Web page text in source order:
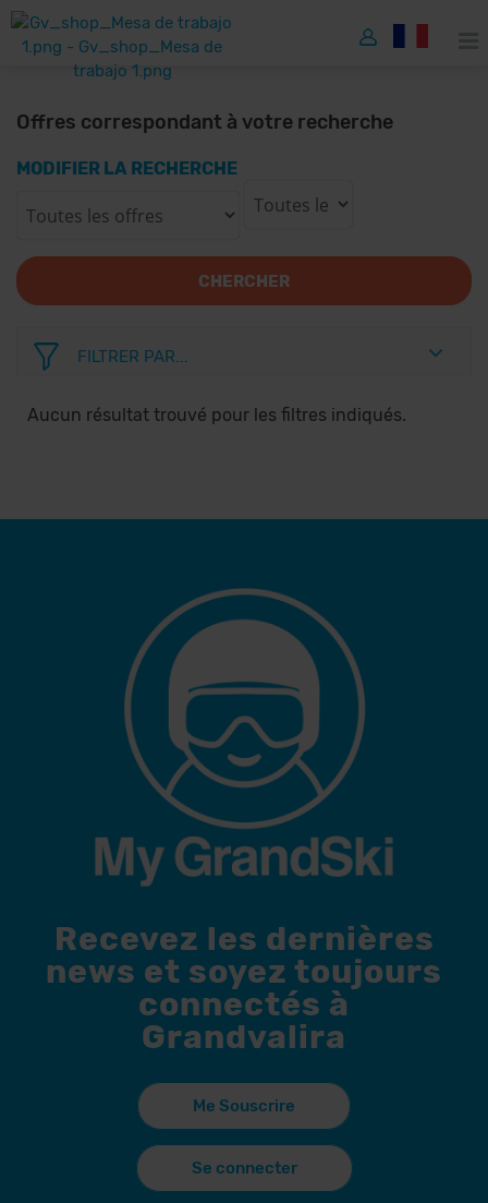
Offres correspondant à votre recherche
MODIFIER LA RECHERCHE
CHERCHER
FILTRER PAR...
Aucun résultat trouvé pour les filtres indiqués.
Recevez les dernières
news et soyez toujours
connectés à
Grandvalira
Me Souscrire
Se connecter